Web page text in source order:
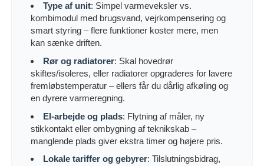
Type af unit: Simpel varmeveksler vs.
kombimodul med brugsvand, vejrkompensering og
smart styring – flere funktioner koster mere, men
kan sænke driften.
Rør og radiatorer: Skal hovedrør
skiftes/isoleres, eller radiatorer opgraderes for lavere
fremløbstemperatur – ellers får du dårlig afkøling og
en dyrere varmeregning.
El-arbejde og plads: Flytning af måler, ny
stikkontakt eller ombygning af teknikskab –
manglende plads giver ekstra timer og højere pris.
Lokale tariffer og gebyrer: Tilslutningsbidrag,